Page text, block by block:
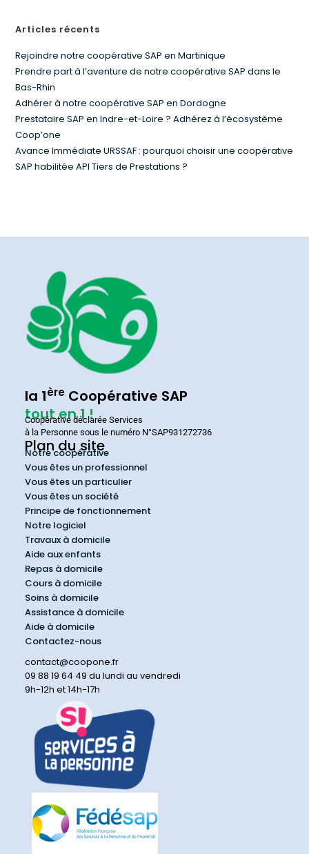
Articles récents
Rejoindre notre coopérative SAP en Martinique
Prendre part à l’aventure de notre coopérative SAP dans le
Bas-Rhin
Adhérer à notre coopérative SAP en Dordogne
Prestataire SAP en Indre-et-Loire ? Adhérez à l’écosystème
Coop’one
Avance Immédiate URSSAF : pourquoi choisir une coopérative
SAP habilitée API Tiers de Prestations ?
la 1ère Coopérative SAP
tout en 1 !
Coopérative déclarée Services
à la Personne sous le numéro N°SAP931272736
Plan du site
Notre coopérative
Vous êtes un professionnel
Vous êtes un particulier
Vous êtes un société
Principe de fonctionnement
Notre logiciel
Travaux à domicile
Aide aux enfants
Repas à domicile
Cours à domicile
Soins à domicile
Assistance à domicile
Aide à domicile
Contactez-nous
contact@coopone.fr
09 88 19 64 49 du lundi au vendredi
9h-12h et 14h-17h